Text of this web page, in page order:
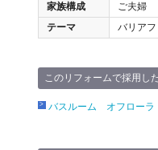
家族構成
ご夫婦
テーマ
バリア
このリフォームで採用し
バスルーム オフローラ